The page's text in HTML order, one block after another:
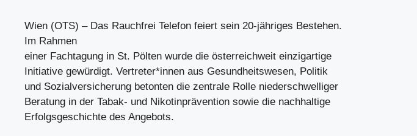
Wien (OTS) – Das Rauchfrei Telefon feiert sein 20-jähriges Bestehen.
Im Rahmen
einer Fachtagung in St. Pölten wurde die österreichweit einzigartige
Initiative gewürdigt. Vertreter*innen aus Gesundheitswesen, Politik
und Sozialversicherung betonten die zentrale Rolle niederschwelliger
Beratung in der Tabak- und Nikotinprävention sowie die nachhaltige
Erfolgsgeschichte des Angebots.